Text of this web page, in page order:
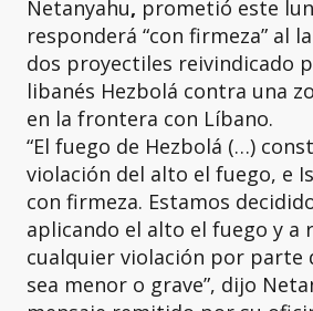
Netanyahu, prometió este
responderá “con firmeza” al
dos proyectiles reivindicado
libanés Hezbolá contra una
en la frontera con Líbano.
“El fuego de Hezbolá (…)
violación del alto el fuego, e
con firmeza. Estamos
aplicando el alto el fuego y a
cualquier violación por parte
sea menor o grave”, dijo